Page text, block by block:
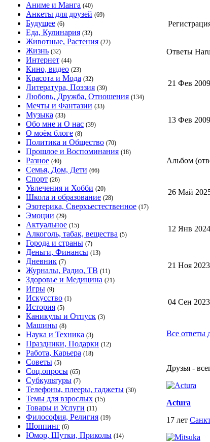
Аниме и Манга (40)
Анкеты для друзей (69)
Будущее (6)
Еда, Кулинария (32)
Животные, Растения (22)
Жизнь (32)
Интернет (44)
Кино, видео (23)
Красота и Мода (32)
Литература, Поэзия (39)
Любовь, Дружба, Отношения (134)
Мечты и Фантазии (33)
Музыка (33)
Обо мне и О нас (39)
О моём блоге (8)
Политика и Общество (70)
Прошлое и Воспоминания (18)
Разное (40)
Семья, Дом, Дети (66)
Спорт (26)
Увлечения и Хобби (20)
Школа и образование (28)
Эзотерика, Сверхъестественное (17)
Эмоции (29)
Актуальное (15)
Алкоголь, табак, вещества (5)
Города и страны (7)
Деньги, Финансы (13)
Дневник (7)
Журналы, Радио, ТВ (11)
Здоровье и Медицина (21)
Игры (9)
Искусство (1)
История (5)
Каникулы и Отпуск (3)
Машины (8)
Наука и Техника (3)
Праздники, Подарки (12)
Работа, Карьера (18)
Советы (5)
Соц.опросы (65)
Субкультуры (7)
Телефоны, плееры, гаджеты (30)
Темы для взрослых (15)
Товары и Услуги (11)
Философия, Религия (19)
Шоппинг (6)
Юмор, Шутки, Приколы (14)
Ответы
21 Фев
13 Фев
Альбом
26 Май
12 Янв
21 Ноя
04 Сен
Все ответы
Друзья -
Actura
17 лет